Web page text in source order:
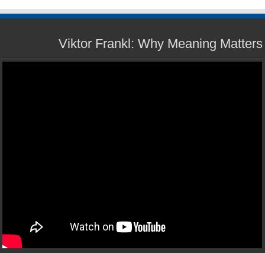
Viktor Frankl: Why Meaning Matters